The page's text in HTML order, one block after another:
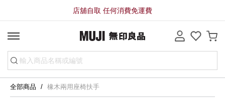
店舖自取 任何消費免運費
全部商品 橡木兩用座椅扶手